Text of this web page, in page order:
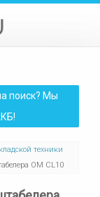
поиск? Мы
техники
OM CL10